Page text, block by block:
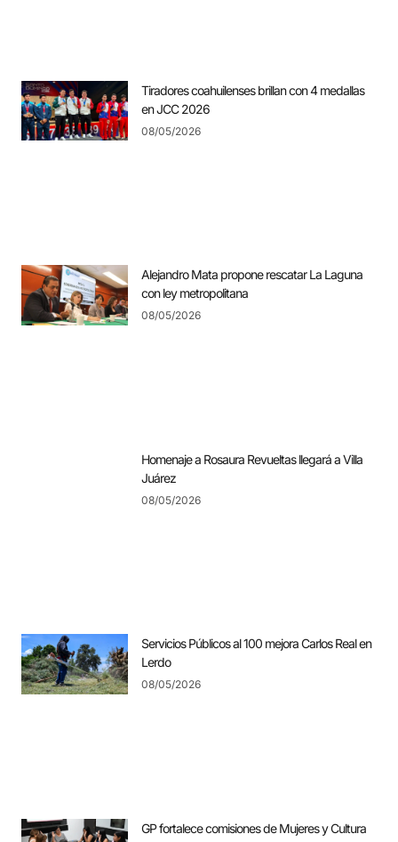
Tiradores coahuilenses brillan con 4 medallas
en JCC 2026
08/05/2026
Alejandro Mata propone rescatar La Laguna
con ley metropolitana
08/05/2026
Homenaje a Rosaura Revueltas llegará a Villa
Juárez
08/05/2026
Servicios Públicos al 100 mejora Carlos Real en
Lerdo
08/05/2026
GP fortalece comisiones de Mujeres y Cultura